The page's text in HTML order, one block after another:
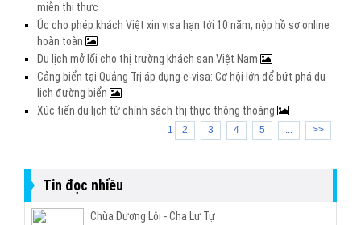
miễn thị thực
Úc cho phép khách Việt xin visa hạn tới 10 năm, nộp hồ sơ online
hoàn toàn
Du lịch mở lối cho thị trường khách sạn Việt Nam
Cảng biển tại Quảng Trị áp dụng e-visa: Cơ hội lớn để bứt phá du
lịch đường biển
Xúc tiến du lịch từ chính sách thị thực thông thoáng
1 2 3 4 5 ... >>
Tin đọc nhiều
Chùa Dương Lôi - Cha Lư Tự